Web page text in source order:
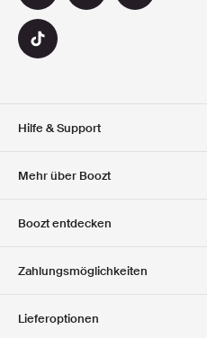
Hilfe & Support
Mehr über Boozt
Boozt entdecken
Presse &
Zahlungsmöglichkeiten
Lieferoptionen